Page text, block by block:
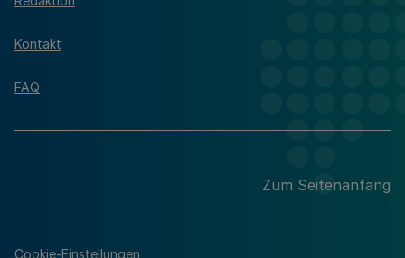
Kontakt
FAQ
Zum Seitenanfang
Cookie-Einstellungen